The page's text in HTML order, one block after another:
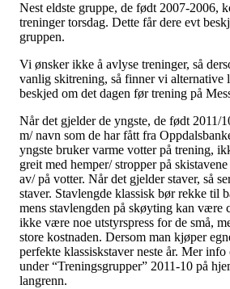
Nest eldste gruppe, de født 2007-2006,
treninger torsdag. Dette får dere evt
gruppen.
Vi ønsker ikke å avlyse treninger, så
vanlig skitrening, så finner vi alternative
beskjed om det dagen før trening på
Når det gjelder de yngste, de født 2011/
m/ navn som de har fått fra
yngste bruker varme votter på trening,
greit med hemper/ stropper på
av/ på votter. Når det gjelder staver, så
staver. Stavlengde klassisk bør rekke til
mens stavlengden på skøyting kan være
ikke være noe utstyrspress for de små,
store kostnaden. Dersom man kjøper
perfekte klassiskstaver neste år. Mer
under “Treningsgrupper” 2011-10 på
langrenn.